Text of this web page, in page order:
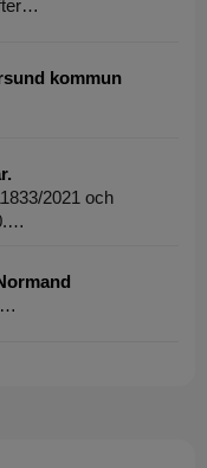
kommun
2021 och